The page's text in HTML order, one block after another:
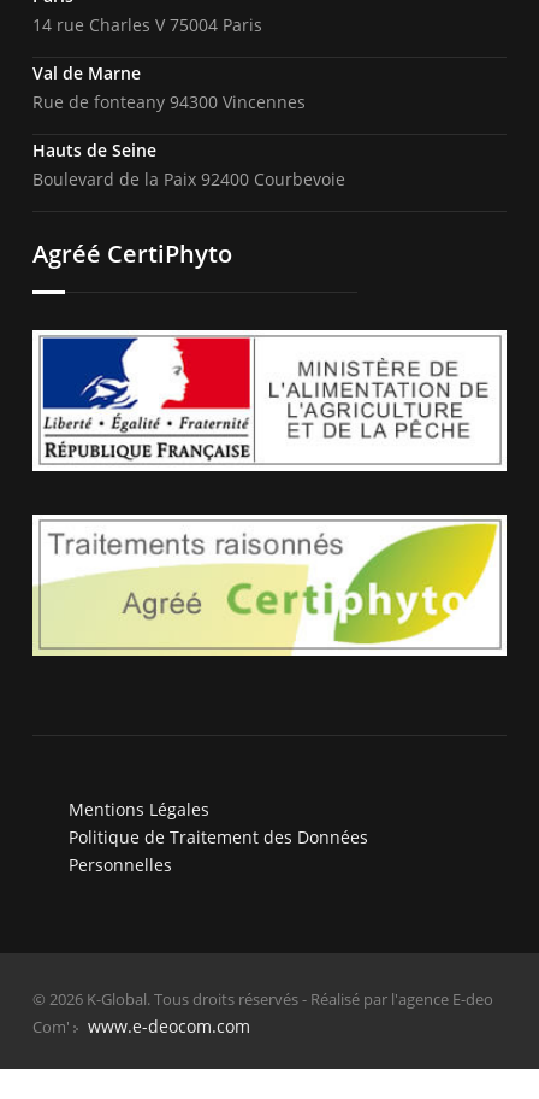
14 rue Charles V 75004 Paris
Val de Marne
Rue de fonteany 94300 Vincennes
Hauts de Seine
Boulevard de la Paix 92400 Courbevoie
Agréé CertiPhyto
Mentions Légales
Politique de Traitement des Données
Personnelles
© 2026 K-Global. Tous droits réservés - Réalisé par l'agence E-deo
Com'
www.e-deocom.com